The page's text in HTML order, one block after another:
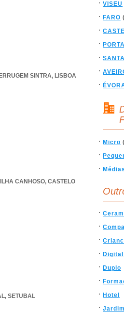
SINTRA, LISBOA
CANHOSO, CASTELO
, SETUBAL
VISEU
FARO
Micro
Médias
Digital
Duplo
Hotel
Jardim